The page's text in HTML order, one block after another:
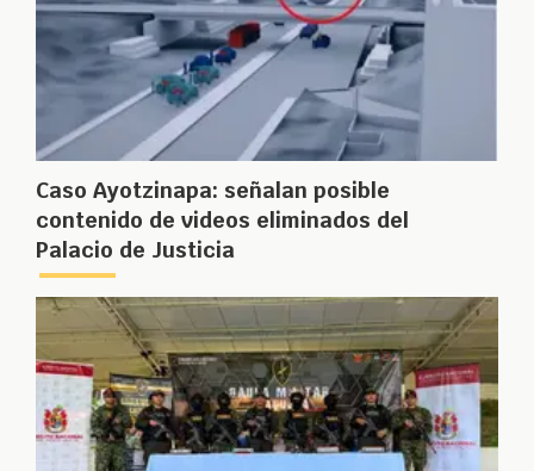
Caso Ayotzinapa: señalan posible
contenido de videos eliminados del
Palacio de Justicia